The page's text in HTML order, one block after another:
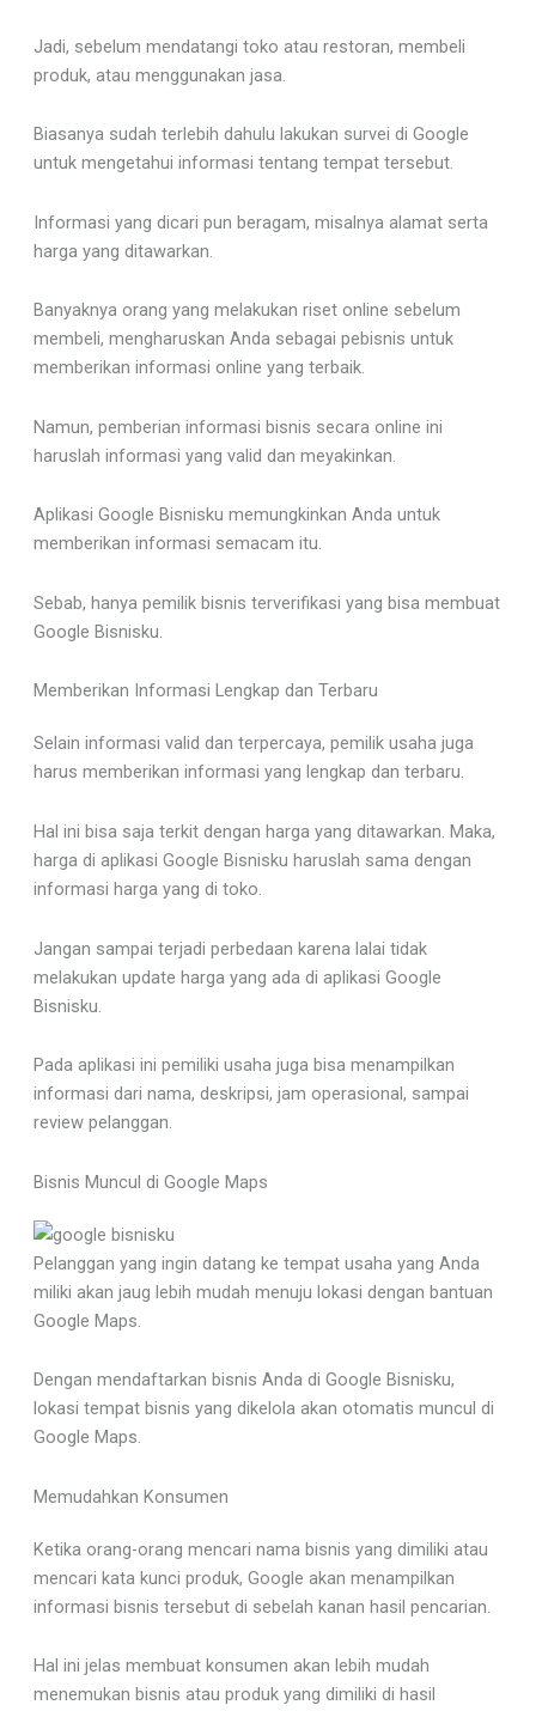
Jadi, sebelum mendatangi toko atau restoran, membeli
produk, atau menggunakan jasa.
Biasanya sudah terlebih dahulu lakukan survei di Google
untuk mengetahui informasi tentang tempat tersebut.
Informasi yang dicari pun beragam, misalnya alamat serta
harga yang ditawarkan.
Banyaknya orang yang melakukan riset online sebelum
membeli, mengharuskan Anda sebagai pebisnis untuk
memberikan informasi online yang terbaik.
Namun, pemberian informasi bisnis secara online ini
haruslah informasi yang valid dan meyakinkan.
Aplikasi Google Bisnisku memungkinkan Anda untuk
memberikan informasi semacam itu.
Sebab, hanya pemilik bisnis terverifikasi yang bisa membuat
Google Bisnisku.
Memberikan Informasi Lengkap dan Terbaru
Selain informasi valid dan terpercaya, pemilik usaha juga
harus memberikan informasi yang lengkap dan terbaru.
Hal ini bisa saja terkit dengan harga yang ditawarkan. Maka,
harga di aplikasi Google Bisnisku haruslah sama dengan
informasi harga yang di toko.
Jangan sampai terjadi perbedaan karena lalai tidak
melakukan update harga yang ada di aplikasi Google
Bisnisku.
Pada aplikasi ini pemiliki usaha juga bisa menampilkan
informasi dari nama, deskripsi, jam operasional, sampai
review pelanggan.
Bisnis Muncul di Google Maps
Pelanggan yang ingin datang ke tempat usaha yang Anda
miliki akan jaug lebih mudah menuju lokasi dengan bantuan
Google Maps.
Dengan mendaftarkan bisnis Anda di Google Bisnisku,
lokasi tempat bisnis yang dikelola akan otomatis muncul di
Google Maps.
Memudahkan Konsumen
Ketika orang-orang mencari nama bisnis yang dimiliki atau
mencari kata kunci produk, Google akan menampilkan
informasi bisnis tersebut di sebelah kanan hasil pencarian.
Hal ini jelas membuat konsumen akan lebih mudah
menemukan bisnis atau produk yang dimiliki di hasil